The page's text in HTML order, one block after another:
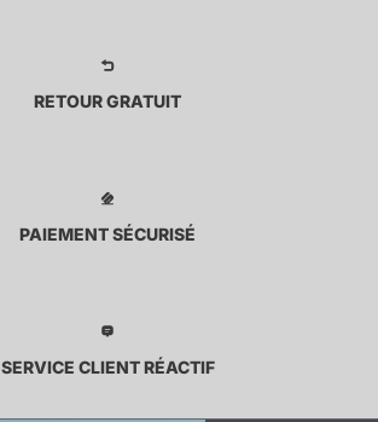
RETOUR GRATUIT
PAIEMENT SÉCURISÉ
SERVICE CLIENT RÉACTIF